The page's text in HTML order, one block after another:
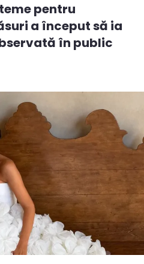
pentru
a început să ia
în public